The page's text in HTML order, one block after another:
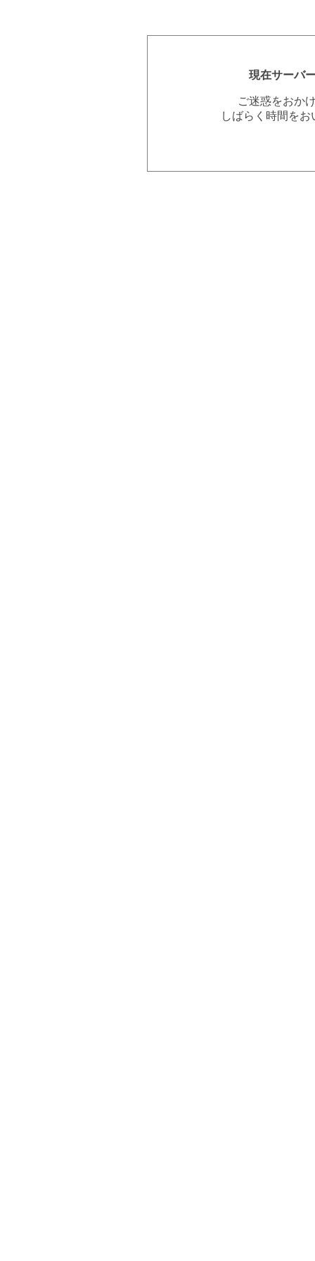
現在サーバ
ご迷惑をおか
しばらく時間を